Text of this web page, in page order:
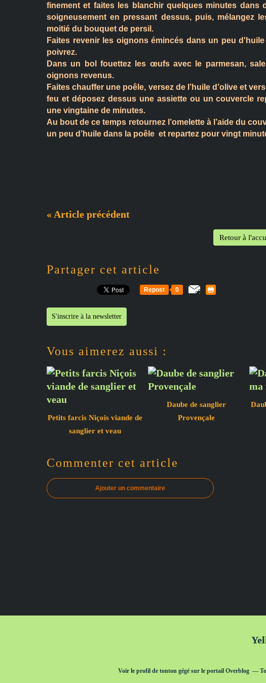
finement et faites les blanchir quelques minutes dans
soigneusement en pressant dessus, puis, mélangez
moitié du bouquet de persil.
Faites revenir les oignons émincés dans un peu
poivrez.
Dans un bol fouettez les œufs avec le parmesan,
oignons revenus.
Faites chauffer une poêle, versez de l’huile d’olive et
feu et déposez dessus une assiette ou un couvercle
une vingtaine de minutes.
Au bout de ce temps retournez l’omelette à l’aide du
un peu d’huile dans la poêle et repartez pour vingt
« Article précédent
Retour à
Partager cet article
Repost 0
S'inscrire à la newsletter
Vous aimerez aussi :
Petits farcis Niçois viande de
sanglier et veau
Daube de sanglier
Provençale
Commenter cet article
Ajouter un commentaire
Voir le profil de tonton gégésur le portail Overblog